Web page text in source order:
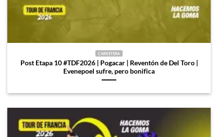
CARRETERA
Post Etapa 10 #TDF2026 | Pogacar | Reventón de Del Toro |
Evenepoel sufre, pero bonifica